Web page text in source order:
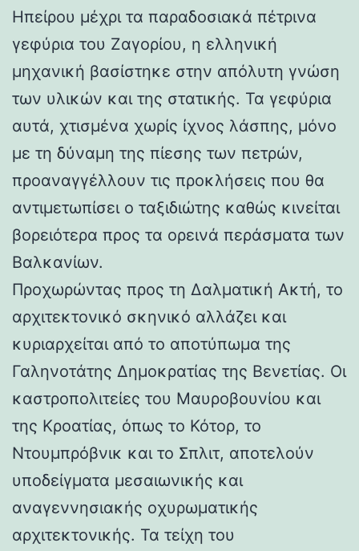
Ηπείρου μέχρι τα παραδοσιακά πέτρινα
γεφύρια του Ζαγορίου, η ελληνική
μηχανική βασίστηκε στην απόλυτη γνώση
των υλικών και της στατικής. Τα γεφύρια
αυτά, χτισμένα χωρίς ίχνος λάσπης, μόνο
με τη δύναμη της πίεσης των πετρών,
προαναγγέλλουν τις προκλήσεις που θα
αντιμετωπίσει ο ταξιδιώτης καθώς κινείται
βορειότερα προς τα ορεινά περάσματα των
Βαλκανίων.
Προχωρώντας προς τη Δαλματική Ακτή, το
αρχιτεκτονικό σκηνικό αλλάζει και
κυριαρχείται από το αποτύπωμα της
Γαληνοτάτης Δημοκρατίας της Βενετίας. Οι
καστροπολιτείες του Μαυροβουνίου και
της Κροατίας, όπως το Κότορ, το
Ντουμπρόβνικ και το Σπλιτ, αποτελούν
υποδείγματα μεσαιωνικής και
αναγεννησιακής οχυρωματικής
αρχιτεκτονικής. Τα τείχη του